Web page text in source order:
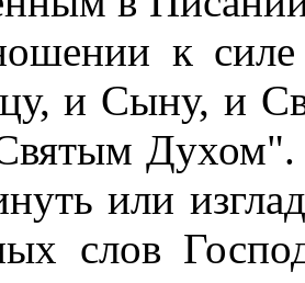
к
и Сыну, и
Духом".
или
слов